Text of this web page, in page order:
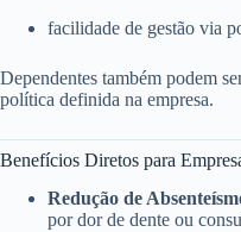
facilidade de gestão via
Dependentes também podem
política definida na empresa.
Benefícios Diretos para
Redução de
por dor de dente ou